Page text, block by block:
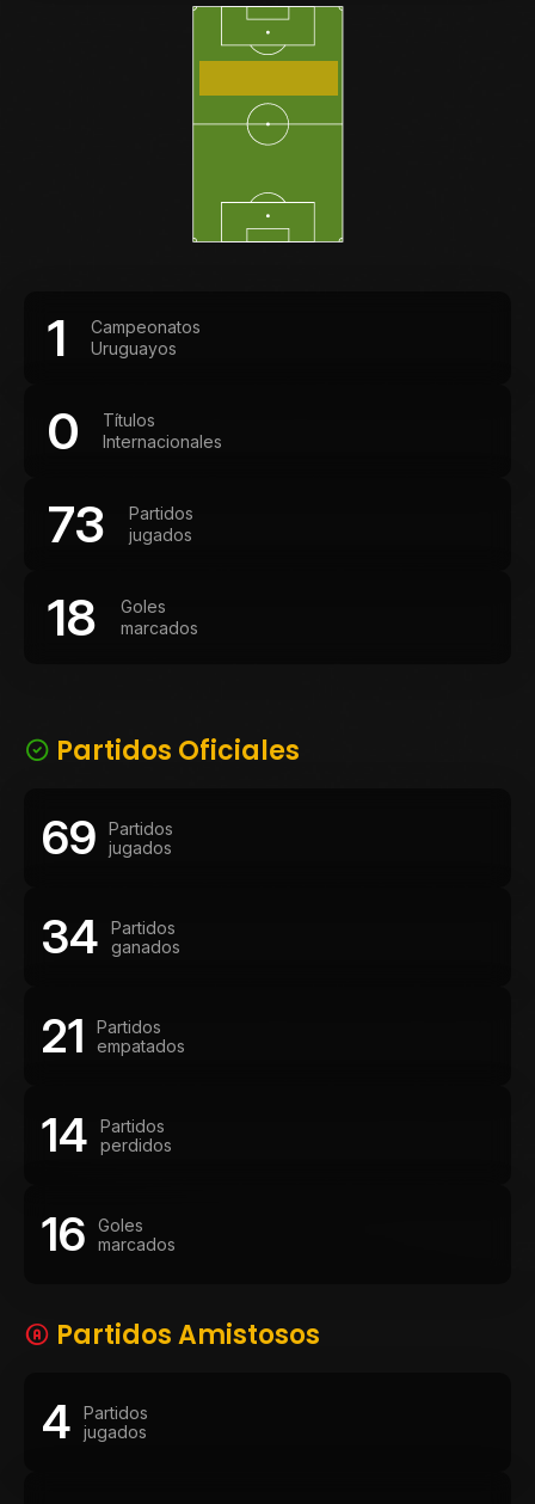
1
Campeonatos
Uruguayos
0
Títulos
Internacionales
73
Partidos
jugados
18
Goles
marcados
Partidos Oficiales
69
Partidos
jugados
34
Partidos
ganados
21
Partidos
empatados
14
Partidos
perdidos
16
Goles
marcados
Partidos Amistosos
4
Partidos
jugados